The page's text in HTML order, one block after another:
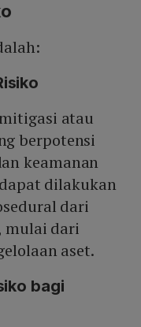
atau
berpotensi
keamanan
dilakukan
dari
mulai dari
aset.
bagi